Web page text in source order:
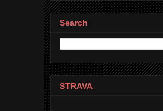
Search
STRAVA